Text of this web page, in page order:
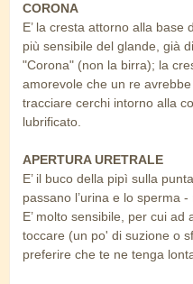
CORONA
E’ la cresta attorno alla
più sensibile del glande, già
"Corona" (non la birra); la
amorevole che un re
tracciare cerchi intorno alla
lubrificato.
APERTURA URETRALE
E’ il buco della pipì sulla
passano l’urina e lo sperma -
E’ molto sensibile, per cui
toccare (un po' di suzione o
preferire che te ne tenga